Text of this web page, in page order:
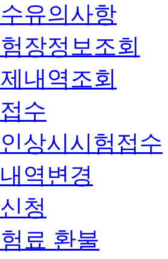
유의사항
장정보조회
내역조회
수
상시시험접수
역변경
청
료 환불